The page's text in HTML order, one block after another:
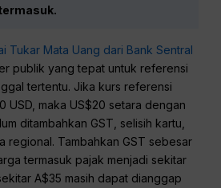
Tukar Mata Uang dari Bank Sentral
publik yang tepat untuk referensi
tertentu. Jika kurs referensi
USD, maka US$20 setara dengan
ditambahkan GST, selisih kartu,
regional. Tambahkan GST sebesar
termasuk pajak menjadi sekitar
A$35 masih dapat dianggap